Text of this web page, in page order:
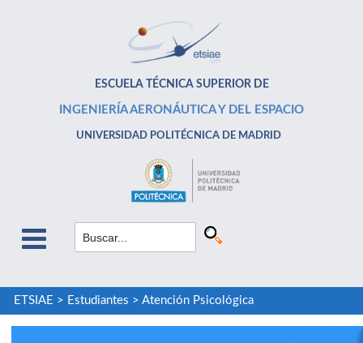
ESCUELA TÉCNICA SUPERIOR DE
INGENIERÍA AERONÁUTICA Y DEL ESPACIO
UNIVERSIDAD POLITÉCNICA DE MADRID
ETSIAE > Estudiantes > Atención Psicológica